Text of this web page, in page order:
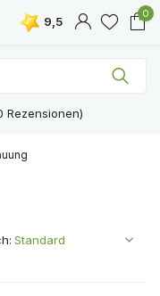
9,5
0
Rezensionen)